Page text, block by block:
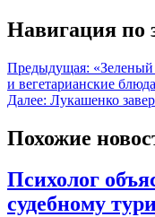
Навигация по
Предыдущая: «Зеленый
и вегетарианские блюда
Далее: Лукашенко
Похожие
Психолог
судебному